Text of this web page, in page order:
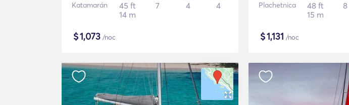
Katamarán
45 ft
14 m
7 4 4
$1,073 /noc
Plachetnica
48 ft
15 m
8
$1,131 /noc